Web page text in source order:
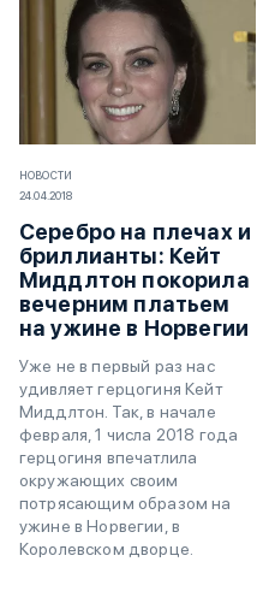
НОВОСТИ
24.04.2018
Серебро на плечах и
бриллианты: Кейт
Миддлтон покорила
вечерним платьем
на ужине в Норвегии
Уже не в первый раз нас
удивляет герцогиня Кейт
Миддлтон. Так, в начале
февраля, 1 числа 2018 года
герцогиня впечатлила
окружающих своим
потрясающим образом на
ужине в Норвегии, в
Королевском дворце.